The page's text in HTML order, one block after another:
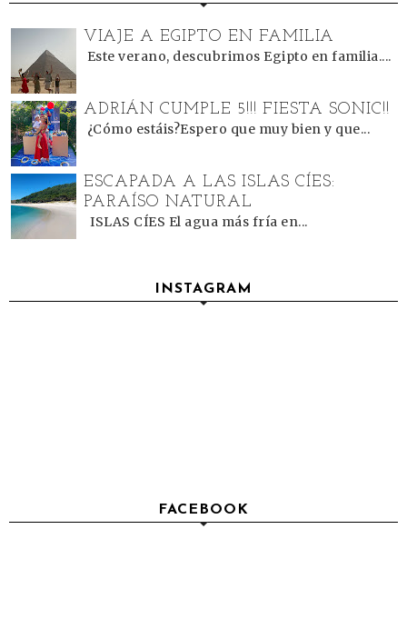
VIAJE A EGIPTO EN FAMILIA
Este verano, descubrimos Egipto en familia....
ADRIÁN CUMPLE 5!!! FIESTA SONIC!!
¿Cómo estáis?Espero que muy bien y que...
ESCAPADA A LAS ISLAS CÍES:
PARAÍSO NATURAL
ISLAS CÍES El agua más fría en...
INSTAGRAM
FACEBOOK